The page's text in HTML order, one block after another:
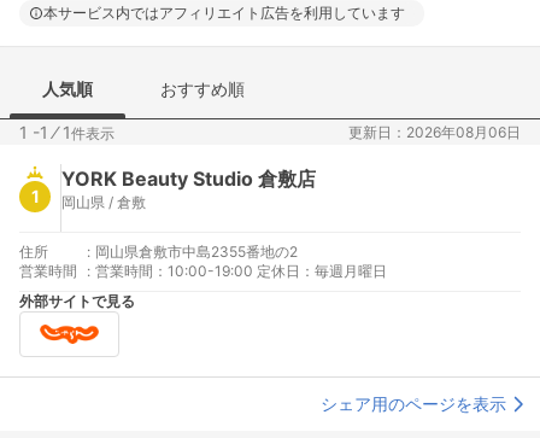
本サービス内ではアフィリエイト広告を利用しています
人気順 おすすめ順
1 -1 ⁄1件表示 更新日：2026年08月06日
1
YORK Beauty Studio 倉敷店
岡山県 / 倉敷
住所 : 岡山県倉敷市中島2355番地の2
営業時間
: 営業時間：10:00-19:00 定休日：毎週月曜日
外部サイトで見る
シェア用のページを表示